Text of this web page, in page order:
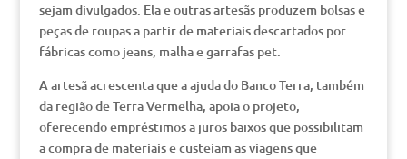
sejam divulgados. Ela e outras artesãs produzem bolsas e
peças de roupas a partir de materiais descartados por
fábricas como jeans, malha e garrafas pet.
A artesã acrescenta que a ajuda do Banco Terra, também
da região de Terra Vermelha, apoia o projeto,
oferecendo empréstimos a juros baixos que possibilitam
a compra de materiais e custeiam as viagens que